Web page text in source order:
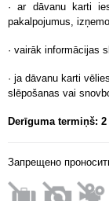
· ar dāvanu karti
pakalpojumus,
· vairāk informācijas
· ja dāvanu karti
slēpošanas vai
Derīguma termiņš:
Запрещено